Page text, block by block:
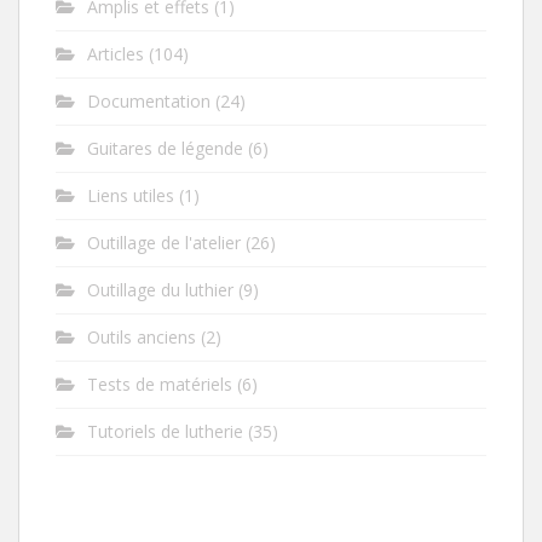
Amplis et effets (1)
Articles (104)
Documentation (24)
Guitares de légende (6)
Liens utiles (1)
Outillage de l'atelier (26)
Outillage du luthier (9)
Outils anciens (2)
Tests de matériels (6)
Tutoriels de lutherie (35)